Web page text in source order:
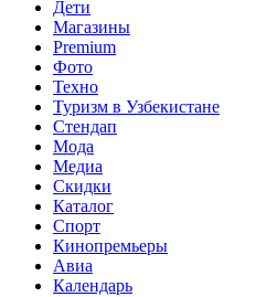
Дети
Магазины
Premium
Фото
Техно
Туризм в Узбекистане
Стендап
Мода
Медиа
Скидки
Каталог
Спорт
Кинопремьеры
Авиа
Календарь